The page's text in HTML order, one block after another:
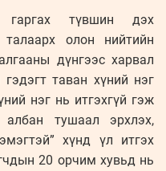
түвшин дэх
олон нийтийн
дүнгээс харвал
таван хүний нэг
нэг нь итгэхгүй гэж
тушаал эрхлэх,
хүнд үл итгэх
20 орчим хувьд нь